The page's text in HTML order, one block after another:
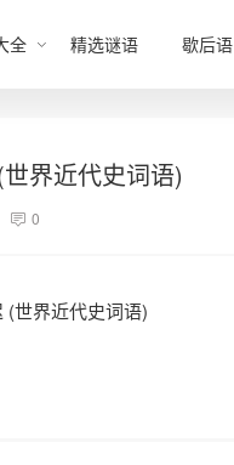
全 精选谜语 歇后语
界近代史词语)
0
(世界近代史词语)